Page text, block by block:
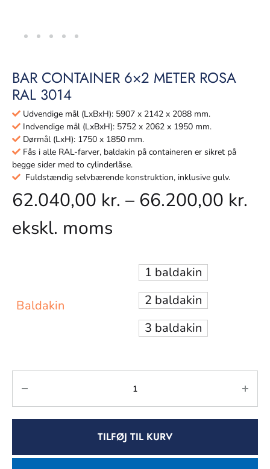
BAR CONTAINER 6×2 METER ROSA
RAL 3014
Udvendige mål (LxBxH): 5907 x 2142 x 2088 mm.
Indvendige mål (LxBxH): 5752 x 2062 x 1950 mm.
Dørmål (LxH): 1750 x 1850 mm.
Fås i alle RAL-farver, baldakin på containeren er sikret på
begge sider med to cylinderlåse.
Fuldstændig selvbærende konstruktion, inklusive gulv.
62.040,00 kr. – 66.200,00 kr.
ekskl. moms
Baldakin
1 baldakin
2 baldakin
3 baldakin
TILFØJ TIL KURV